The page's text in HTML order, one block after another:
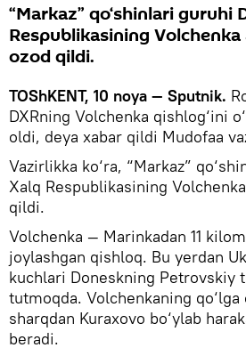
“Markaz” qo‘shinlari guruhi
Respublikasining
ozod qildi.
TOShKENT, 10 noya — Sputnik.
DXRning Volchenka qishlog‘ini
oldi, deya xabar qildi Mudofaa
Vazirlikka ko‘ra, “Markaz”
Xalq Respublikasining
qildi.
Volchenka — Marinkadan 11
joylashgan qishloq. Bu yerdan
kuchlari Doneskning Petrovskiy
tutmoqda. Volchenkaning
sharqdan Kuraxovo bo‘ylab
beradi.